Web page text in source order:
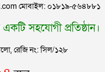
গেল যুবকের
স্মৃতি জাদুঘর উদ্বোধন করলেন
মোবাইল: ০১৮১৯-৫৬৪৮৮১
সহযোগী প্রতিষ্ঠান।
রেজি নং: সিল/১২৮